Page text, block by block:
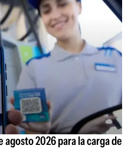
2026 para la carga de